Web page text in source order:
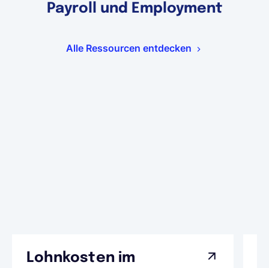
Payroll und Employment
Alle Ressourcen entdecken
Lohnkosten im